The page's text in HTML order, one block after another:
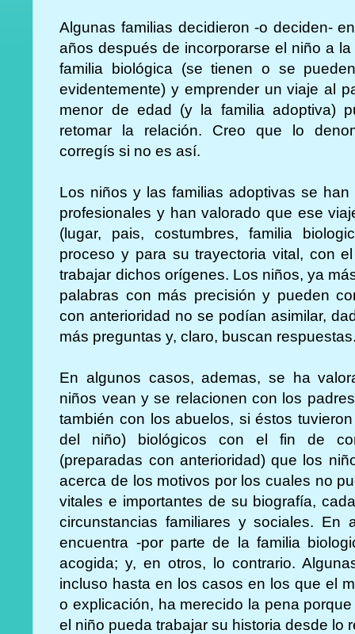
Algunas familias decidieron -o deciden-
años después de incorporarse el niño a
familia biológica (se tienen o se
evidentemente) y emprender un viaje al
menor de edad (y la familia adoptiva)
retomar la relación. Creo que lo
corregís si no es así.
Los niños y las familias adoptivas se
profesionales y han valorado que ese
(lugar, pais, costumbres, familia
proceso y para su trayectoria vital, con
trabajar dichos orígenes. Los niños, ya
palabras con más precisión y pueden
con anterioridad no se podían asimilar,
más preguntas y, claro, buscan
En algunos casos, ademas, se ha
niños vean y se relacionen con los
también con los abuelos, si éstos
del niño) biológicos con el fin de
(preparadas con anterioridad) que los
acerca de los motivos por los cuales no
vitales e importantes de su biografía,
circunstancias familiares y sociales.
encuentra -por parte de la familia
acogida; y, en otros, lo contrario.
incluso hasta en los casos en los que el
o explicación, ha merecido la pena
el niño pueda trabajar su historia desde lo